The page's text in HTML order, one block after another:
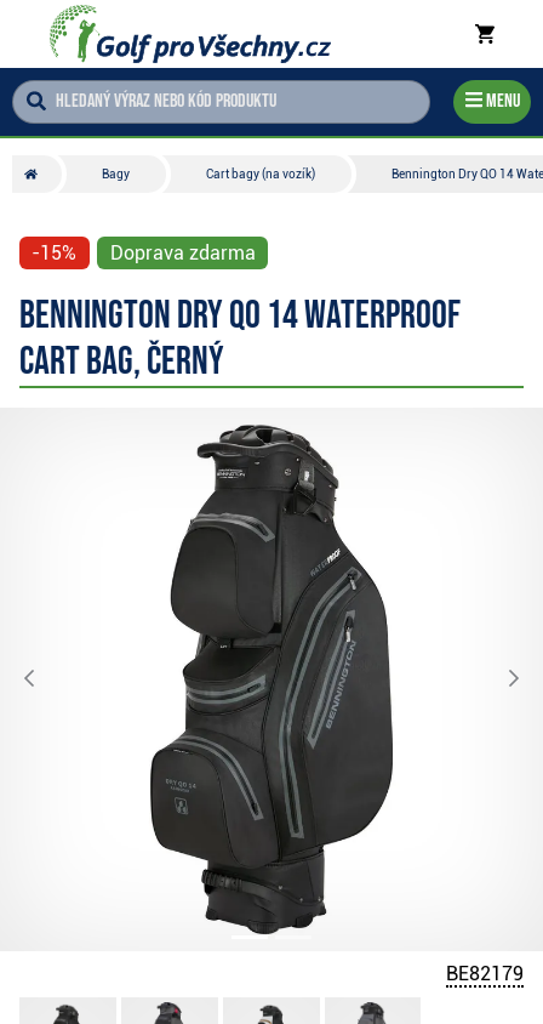
Menu
Bagy Cart bagy (na vozík) Bennington Dry QO 14
-15% Doprava zdarma
Bennington Dry QO 14 Waterproof
cart bag, černý
BE82179